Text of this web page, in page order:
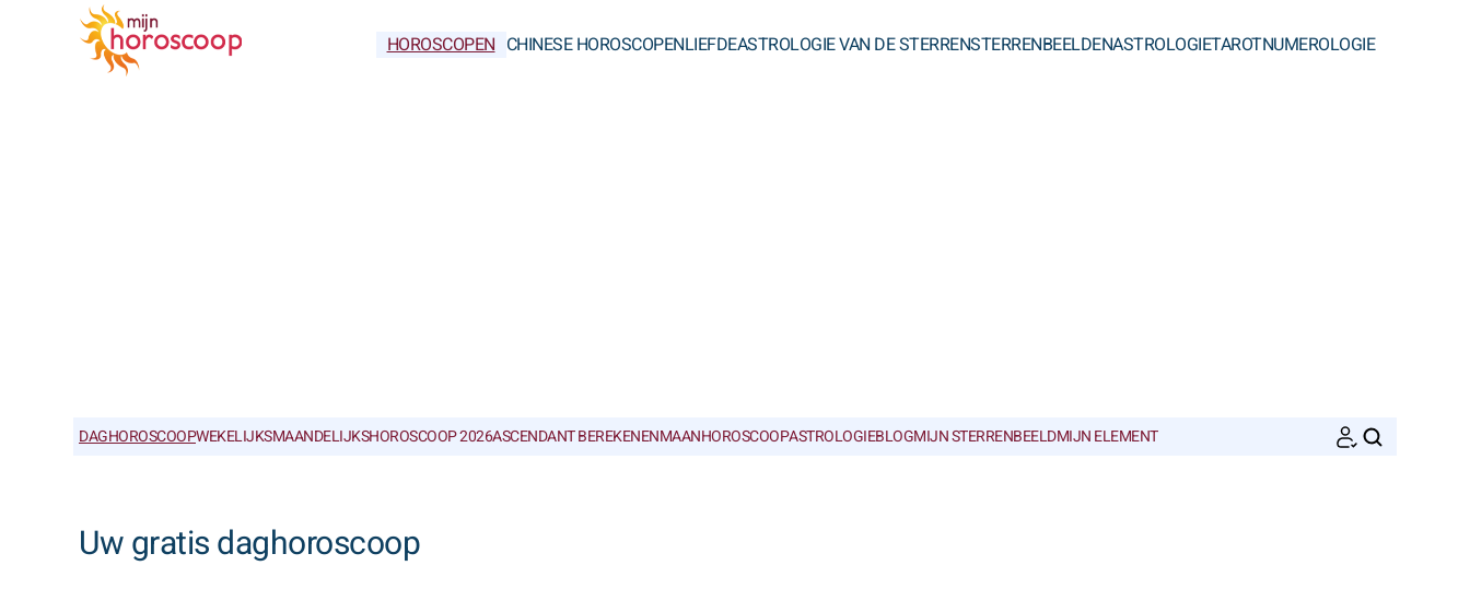
HOROSCOPEN CHINESE HOROSCOPENLIEFDEASTROLOGIE VAN DE STERRENSTERRENBEELDENASTROLOGIETAROTNUMEROLOGIE
DAGHOROSCOOPWEKELIJKSMAANDELIJKSHOROSCOOP 2026ASCENDANT BEREKENENMAANHOROSCOOPASTROLOGIEBLOGMIJN STERRENBEELDMIJN ELEMENT
Uw gratis daghoroscoop